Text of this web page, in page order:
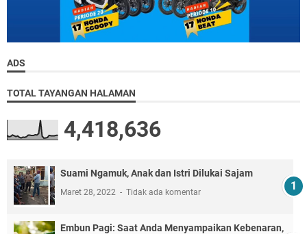
ADS
TOTAL TAYANGAN HALAMAN
4,418,636
Suami Ngamuk, Anak dan Istri Dilukai Sajam
Maret 28, 2022 Tidak ada komentar
Embun Pagi: Saat Anda Menyampaikan Kebenaran,